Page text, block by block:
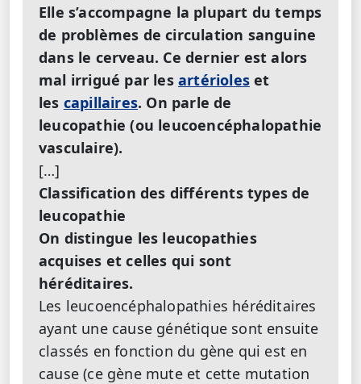
Elle s’accompagne la plupart du temps
de problèmes de circulation sanguine
dans le cerveau. Ce dernier est alors
mal irrigué par les artérioles et
les capillaires. On parle de
leucopathie (ou leucoencéphalopathie
vasculaire).
[…]
Classification des différents types de
leucopathie
On distingue les leucopathies
acquises et celles qui sont
héréditaires.
Les leucoencéphalopathies héréditaires
ayant une cause génétique sont ensuite
classés en fonction du gène qui est en
cause (ce gène mute et cette mutation